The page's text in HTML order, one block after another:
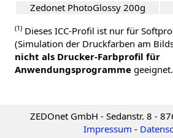
Zedonet PhotoGlossy 200g
(1) Dieses ICC-Profil ist nur für
(Simulation der Druckfarben am
nicht als Drucker-Farbprofil für
Anwendungsprogramme geeignet.
ZEDOnet GmbH - Sedanstr. 8 -
Impressum -